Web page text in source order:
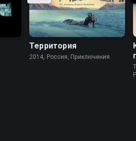
Территория
2014, Россия, Приключения